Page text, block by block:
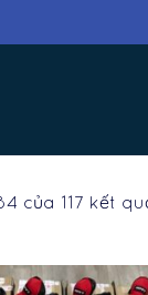
của 117 kết